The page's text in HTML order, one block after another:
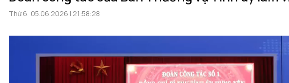
Thứ 6, 05.06.2026 | 21:58:28